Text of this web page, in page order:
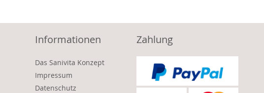
Informationen
Das Sanivita Konzept
Impressum
Datenschutz
Zahlung